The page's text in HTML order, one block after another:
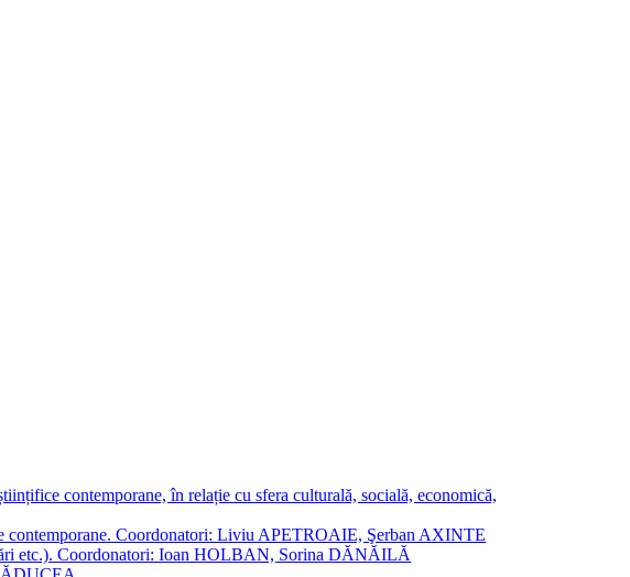
contemporane, în relație cu sfera culturală, socială, economică,
contemporane. Coordonatori: Liviu APETROAIE, Şerban AXINTE
etc.). Coordonatori: Ioan HOLBAN, Sorina DĂNĂILĂ